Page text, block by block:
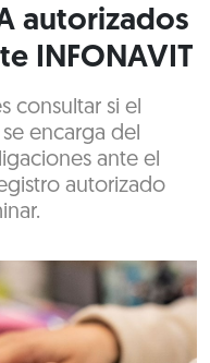
autorizados
INFONAVIT
consultar si el
encarga del
ante el
autorizado